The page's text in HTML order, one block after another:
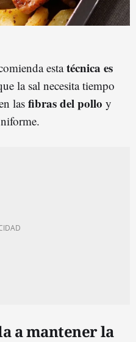
estatécnica es
la sal necesita tiempo
las fibras del pollo y
a mantener la